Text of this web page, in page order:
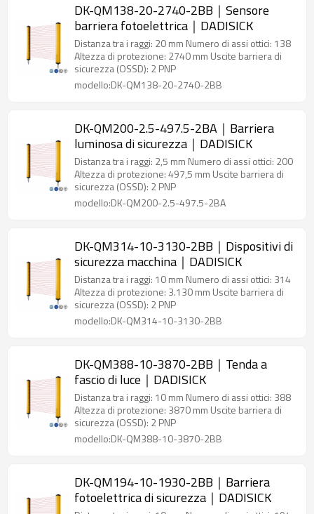
DK-QM138-20-2740-2BB｜Sensore
barriera fotoelettrica｜DADISICK
Distanza tra i raggi: 20 mm Numero di assi ottici: 138
Altezza di protezione: 2740 mm Uscite barriera di
sicurezza (OSSD): 2 PNP
modello:DK-QM138-20-2740-2BB
DK-QM200-2.5-497.5-2BA｜Barriera
luminosa di sicurezza｜DADISICK
Distanza tra i raggi: 2,5 mm Numero di assi ottici: 200
Altezza di protezione: 497,5 mm Uscite barriera di
sicurezza (OSSD): 2 PNP
modello:DK-QM200-2.5-497.5-2BA
DK-QM314-10-3130-2BB｜Dispositivi di
sicurezza macchina｜DADISICK
Distanza tra i raggi: 10 mm Numero di assi ottici: 314
Altezza di protezione: 3.130 mm Uscite barriera di
sicurezza (OSSD): 2 PNP
modello:DK-QM314-10-3130-2BB
DK-QM388-10-3870-2BB｜Tenda a
fascio di luce｜DADISICK
Distanza tra i raggi: 10 mm Numero di assi ottici: 388
Altezza di protezione: 3870 mm Uscite barriera di
sicurezza (OSSD): 2 PNP
modello:DK-QM388-10-3870-2BB
DK-QM194-10-1930-2BB｜Barriera
fotoelettrica di sicurezza｜DADISICK